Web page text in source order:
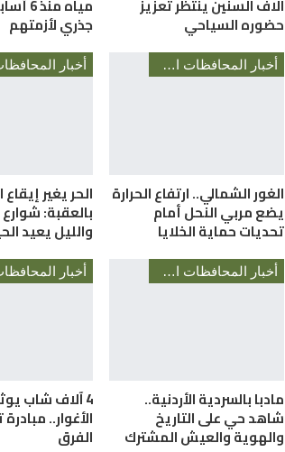
آلاف السنين ينتظر تعزيز
حضوره السياحي
مياه
جذري لأزمتهم
أخبار المحافظات الأردنية
الغور الشمالي.. ارتفاع الحرارة
يضع مربي النحل أمام
تحديات حماية الخلايا
الحر يغير إيقاع
بالعقبة: شوارع
والليل يعيد
أخبار المحافظات الأردنية
مادبا بالسردية الأردنية..
شاهد حي على التاريخ
والهوية والعيش المشترك
4 آلاف شاب
الأغوار..
الفرق